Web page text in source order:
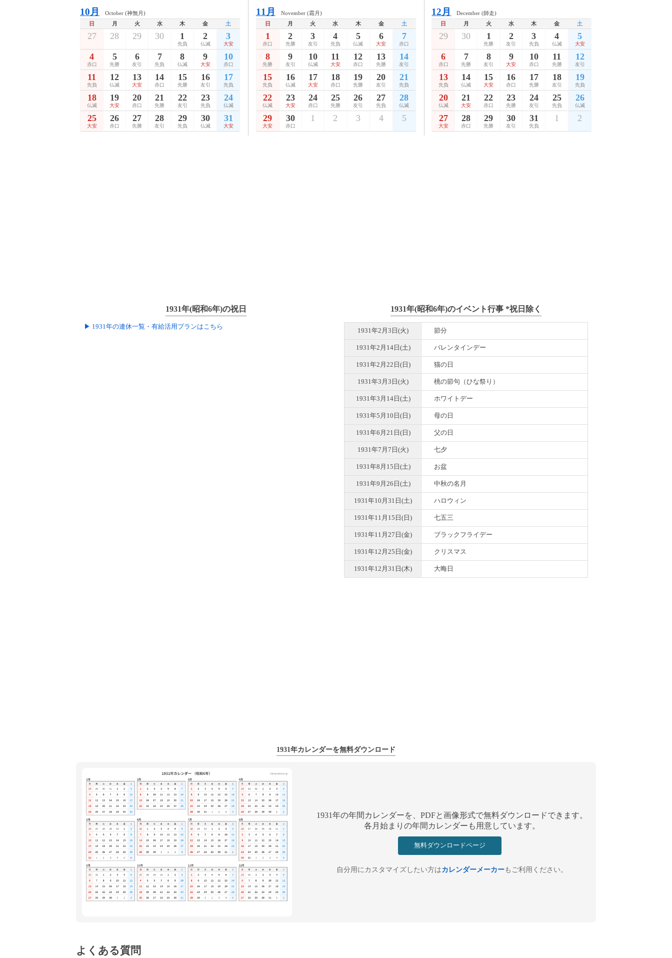
10月
October (神無月)
日
月 火 水 木 金 土
27 28 29 30 1
先負
2
仏滅
3
大安
4
赤口
5
先勝
6
友引
7
先負
8
仏滅
9
大安
10
赤口
11
先負
12
仏滅
13
大安
14
赤口
15
先勝
16
友引
17
先負
18
仏滅
19
大安
20
赤口
21
先勝
22
友引
23
先負
24
仏滅
25
大安
26
赤口
27
先勝
28
友引
29
先負
30
仏滅
31
大安
11月
November (霜月)
日
月 火 水 木 金 土
1
赤口
2
先勝
3
友引
4
先負
5
仏滅
6
大安
7
赤口
8
先勝
9
友引
10
仏滅
11
大安
12
赤口
13
先勝
14
友引
15
先負
16
仏滅
17
大安
18
赤口
19
先勝
20
友引
21
先負
22
仏滅
23
大安
24
赤口
25
先勝
26
友引
27
先負
28
仏滅
29
大安
30
赤口
1 2 3 4 5
12月
December (師走)
日
月 火 水 木 金 土
29 30 1
先勝
2
友引
3
先負
4
仏滅
5
大安
6
赤口
7
先勝
8
友引
9
大安
10
赤口
11
先勝
12
友引
13
先負
14
仏滅
15
大安
16
赤口
17
先勝
18
友引
19
先負
20
仏滅
21
大安
22
赤口
23
先勝
24
友引
25
先負
26
仏滅
27
大安
28
赤口
29
先勝
30
友引
31
先負
1 2
1931年(昭和6年)の祝日
▶ 1931年の連休一覧・有給活用プランはこちら
1931年(昭和6年)のイベント行事 *祝日除く
1931年2月3日(火) 節分
1931年2月14日(土) バレンタインデー
1931年2月22日(日) 猫の日
1931年3月3日(火) 桃の節句（ひな祭り）
1931年3月14日(土) ホワイトデー
1931年5月10日(日) 母の日
1931年6月21日(日) 父の日
1931年7月7日(火) 七夕
1931年8月15日(土) お盆
1931年9月26日(土) 中秋の名月
1931年10月31日(土) ハロウィン
1931年11月15日(日) 七五三
1931年11月27日(金) ブラックフライデー
1931年12月25日(金) クリスマス
1931年12月31日(木) 大晦日
1931年カレンダーを無料ダウンロード
1931年の年間カレンダーを、PDFと画像形式で無料ダウンロードできます。
各月始まりの年間カレンダーも用意しています。
無料ダウンロードページ
自分用にカスタマイズしたい方はカレンダーメーカーもご利用ください。
よくある質問